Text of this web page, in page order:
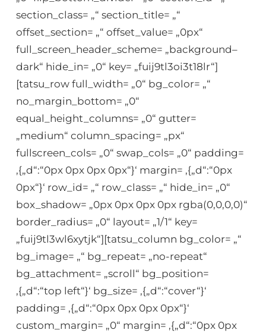
section_class= „“ section_title= „“
offset_section= „“ offset_value= „0px“
full_screen_header_scheme= „background–
dark“ hide_in= „0“ key= „fuij9tl3oi3t18lr“]
[tatsu_row full_width= „0“ bg_color= „“
no_margin_bottom= „0“
equal_height_columns= „0“ gutter=
„medium“ column_spacing= „px“
fullscreen_cols= „0“ swap_cols= „0“ padding=
‚{„d“:“0px 0px 0px 0px“}‘ margin= ‚{„d“:“0px
0px“}‘ row_id= „“ row_class= „“ hide_in= „0“
box_shadow= „0px 0px 0px 0px rgba(0,0,0,0)“
border_radius= „0“ layout= „1/1“ key=
„fuij9tl3wl6xytjk“][tatsu_column bg_color= „“
bg_image= „“ bg_repeat= „no-repeat“
bg_attachment= „scroll“ bg_position=
‚{„d“:“top left“}‘ bg_size= ‚{„d“:“cover“}‘
padding= ‚{„d“:“0px 0px 0px 0px“}‘
custom_margin= „0“ margin= ‚{„d“:“0px 0px